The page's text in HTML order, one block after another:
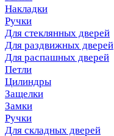
Накладки
Ручки
Для стеклянных дверей
Для раздвижных дверей
Для распашных дверей
Петли
Цилиндры
Защелки
Замки
Ручки
Для складных дверей